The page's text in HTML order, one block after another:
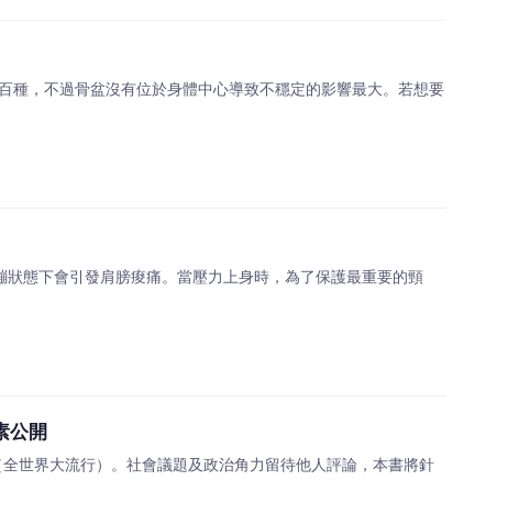
，不過骨盆沒有位於身體中心導致不穩定的影響最大。若想要
態下會引發肩膀痠痛。當壓力上身時，為了保護最重要的頸
公開
世界大流行）。社會議題及政治角力留待他人評論，本書將針